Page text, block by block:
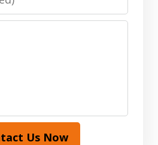
Us Now